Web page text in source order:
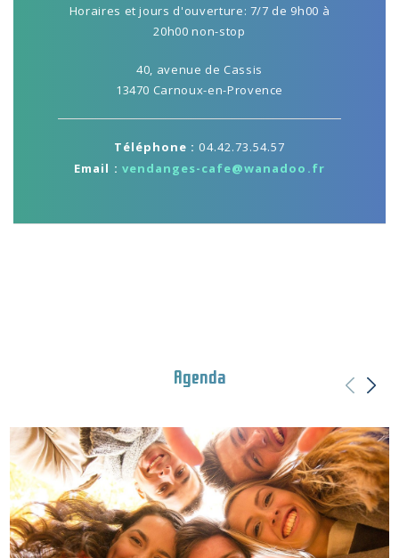
Horaires et jours d'ouverture: 7/7 de 9h00 à
20h00 non-stop
40, avenue de Cassis
13470 Carnoux-en-Provence
Téléphone : 04.42.73.54.57
Email : vendanges-cafe@wanadoo.fr
Agenda